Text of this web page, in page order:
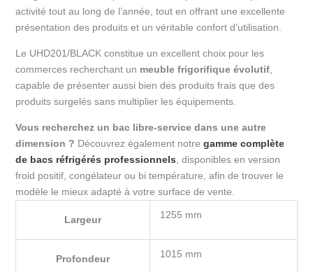
activité tout au long de l’année, tout en offrant une excellente
présentation des produits et un véritable confort d’utilisation.
Le UHD201/BLACK constitue un excellent choix pour les
commerces recherchant un meuble frigorifique évolutif,
capable de présenter aussi bien des produits frais que des
produits surgelés sans multiplier les équipements.
Vous recherchez un bac libre-service dans une autre
dimension ? Découvrez également notre gamme complète
de bacs réfrigérés professionnels , disponibles en version
froid positif, congélateur ou bi température, afin de trouver le
modèle le mieux adapté à votre surface de vente.
Largeur 1255 mm
Profondeur 1015 mm